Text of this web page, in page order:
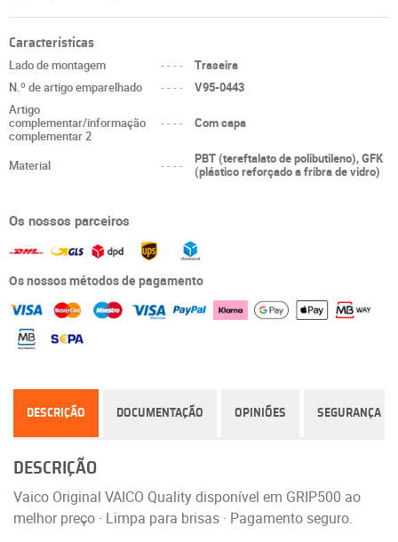
Características
Lado de montagem ----
Traseira
N.º de artigo emparelhado
----
V95-0443
Artigo
complementar/informação
complementar 2
---- Com capa
Material ----
PBT (tereftalato de polibutileno), GFK
(plástico reforçado a fribra de vidro)
Os nossos parceiros
Os nossos métodos de pagamento
DESCRIÇÃO DOCUMENTAÇÃO OPINIÕES SEGURANÇA
DESCRIÇÃO
Vaico Original VAICO Quality disponível em GRIP500 ao
melhor preço · Limpa para brisas · Pagamento seguro.